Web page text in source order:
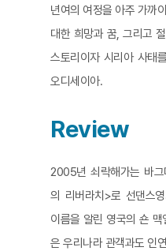
년여의 여정을 아주 가까
대한 희망과 꿈, 그리고
스토리이자 시리아 사태
오디세이아.
Review
2005년 쇠락해가는 바
의 리버라치>로 선댄스
이름을 알린 영국의 숀
은 우리나라 관객과도 인